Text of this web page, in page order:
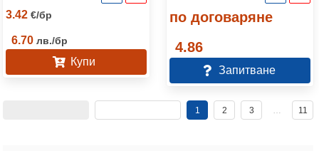
3.42 €/бр
6.70 лв./бр
Купи
по договаряне
4.86
Запитване
1 2 3 11